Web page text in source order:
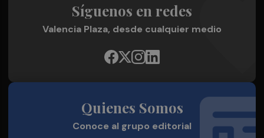
Síguenos en redes
Valencia Plaza, desde cualquier medio
Quienes Somos
Conoce al grupo editorial